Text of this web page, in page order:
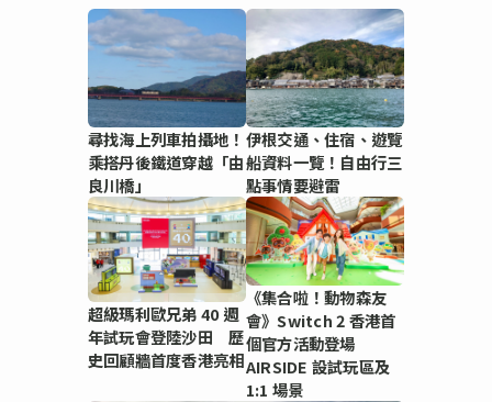
尋找海上列車拍攝地！
乘搭丹後鐵道穿越「由
良川橋」
伊根交通、住宿、遊覽
船資料一覽！自由行三
點事情要避雷
超級瑪利歐兄弟 40 週
年試玩會登陸沙田 歷
史回顧牆首度香港亮相
《集合啦！動物森友
會》Switch 2 香港首
個官方活動登場
AIRSIDE 設試玩區及
1:1 場景